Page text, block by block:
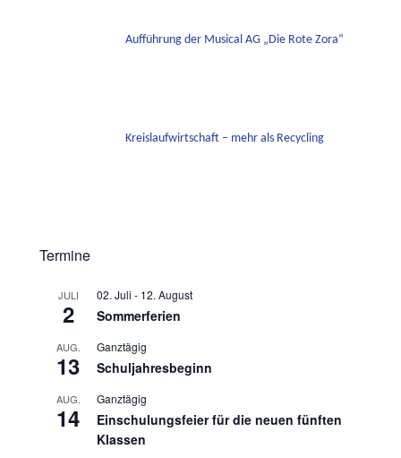
Aufführung der Musical AG „Die Rote Zora“
Kreislaufwirtschaft – mehr als Recycling
Termine
JULI
2
02. Juli - 12. August
Sommerferien
AUG.
13
Ganztägig
Schuljahresbeginn
AUG.
14
Ganztägig
Einschulungsfeier für die neuen fünften
Klassen